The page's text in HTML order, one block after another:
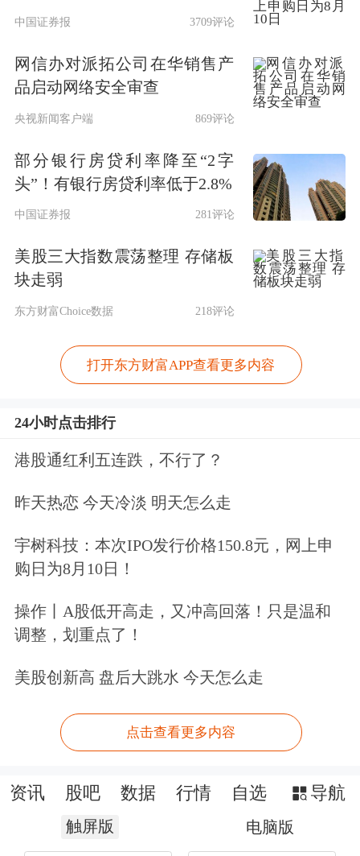
中国证券报 3709评论
网信办对派拓公司在华销售产
品启动网络安全审查
央视新闻客户端 869评论
部分银行房贷利率降至“2字
头”！有银行房贷利率低于2.8%
中国证券报 281评论
美股三大指数震荡整理 存储板
块走弱
东方财富Choice数据 218评论
打开东方财富APP查看更多内容
24小时点击排行
港股通红利五连跌，不行了？
昨天热恋 今天冷淡 明天怎么走
宇树科技：本次IPO发行价格150.8元，网上申
购日为8月10日！
操作丨A股低开高走，又冲高回落！只是温和
调整，划重点了！
美股创新高 盘后大跳水 今天怎么走
点击查看更多内容
资讯 股吧 数据 行情 自选 导航
触屏版 电脑版